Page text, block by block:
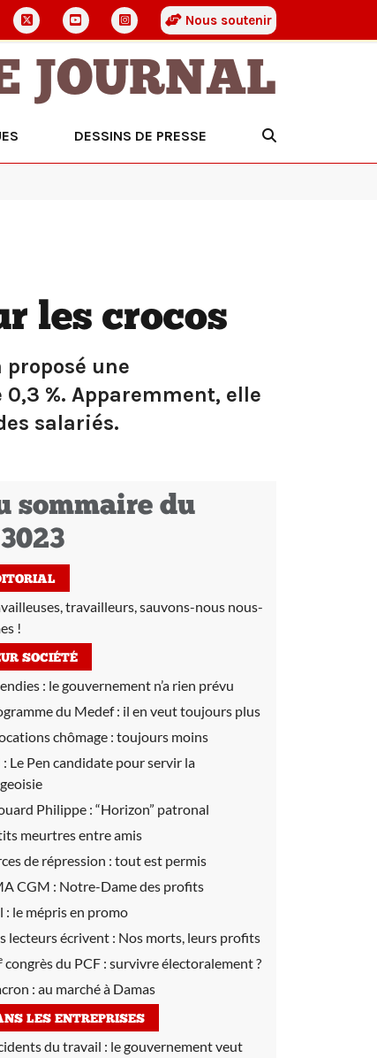
Nous soutenir
JOURNAL
DESSINS DE PRESSE
les crocos
une
%. Apparemment, elle
salariés.
sommaire du
travailleurs, sauvons-nous nous-
!
SOCIÉTÉ
: le gouvernement n’a rien prévu
du Medef : il en veut toujours plus
chômage : toujours moins
: Le Pen candidate pour servir la
Philippe : “Horizon” patronal
meurtres entre amis
de répression : tout est permis
CGM : Notre-Dame des profits
: le mépris en promo
lecteurs écrivent : Nos morts, leurs profits
congrès du PCF : survivre électoralement ?
: au marché à Damas
LES ENTREPRISES
du travail : le gouvernement veut